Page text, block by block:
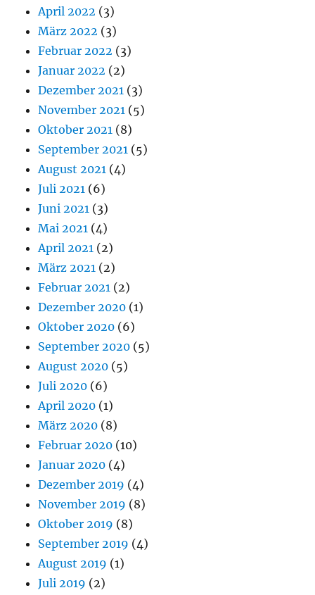
April 2022 (3)
März 2022 (3)
Februar 2022 (3)
Januar 2022 (2)
Dezember 2021 (3)
November 2021 (5)
Oktober 2021 (8)
September 2021 (5)
August 2021 (4)
Juli 2021 (6)
Juni 2021 (3)
Mai 2021 (4)
April 2021 (2)
März 2021 (2)
Februar 2021 (2)
Dezember 2020 (1)
Oktober 2020 (6)
September 2020 (5)
August 2020 (5)
Juli 2020 (6)
April 2020 (1)
März 2020 (8)
Februar 2020 (10)
Januar 2020 (4)
Dezember 2019 (4)
November 2019 (8)
Oktober 2019 (8)
September 2019 (4)
August 2019 (1)
Juli 2019 (2)